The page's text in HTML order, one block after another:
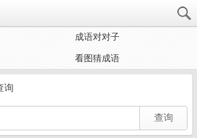
成语对对子
看图猜成语
询